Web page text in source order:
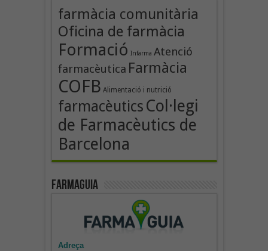
farmàcia comunitària
Oficina de farmàcia
Formació Infarma Atenció
farmacèutica Farmàcia
COFB Alimentació i nutrició
farmacèutics Col·legi
de Farmacèutics de
Barcelona
Farmaguia
Adreça